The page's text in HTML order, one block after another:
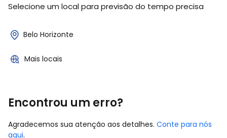
Selecione um local para previsão do tempo precisa
Belo Horizonte
Mais locais
Encontrou um erro?
Agradecemos sua atenção aos detalhes. Conte para nós
aqui.